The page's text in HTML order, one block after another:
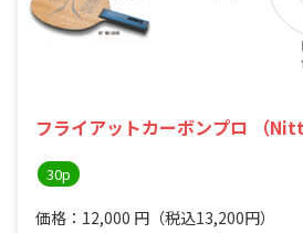
フライアットカーボンプロ （
30p
価格：12,000 円 （税込13,200円）